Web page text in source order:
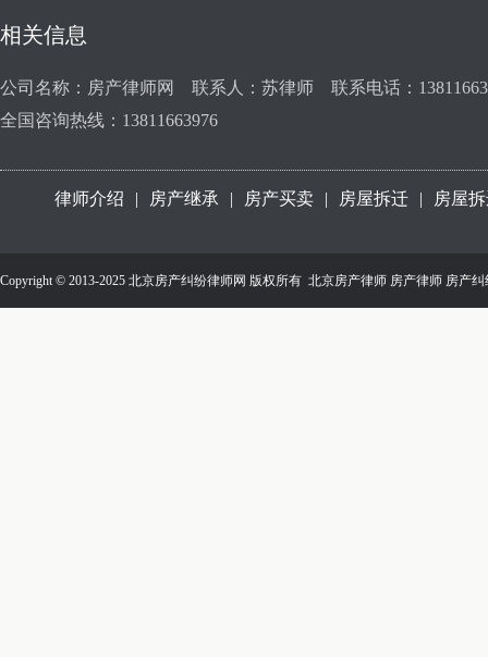
相关信息
公司名称：房产律师网 联系人：苏律师 联系电话：
全国咨询热线：13811663976
律师介绍 | 房产继承 | 房产买卖 | 房屋拆迁 | 房屋
Copyright © 2013-2025 北京房产纠纷律师网 版权所有 北京房产律师 房产律师 房产